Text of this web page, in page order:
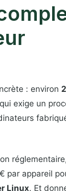
: environ
exige un
appareil
Linux. Et